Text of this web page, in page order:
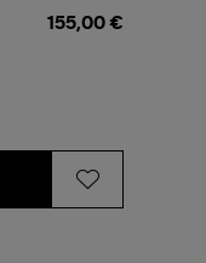
155,00 €